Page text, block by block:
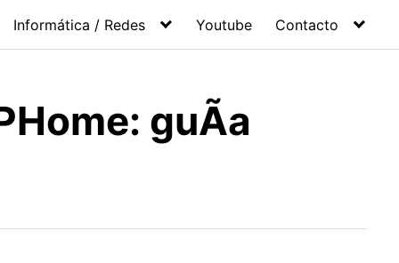
Informática / Redes Youtube Contacto
guÃ­a